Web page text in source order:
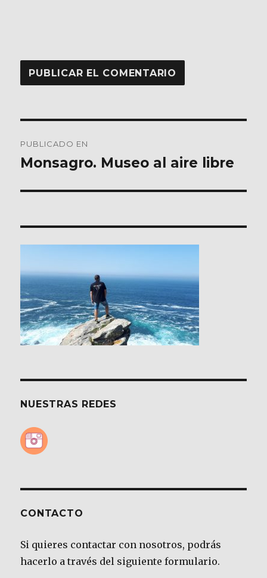
de
PUBLICADO EN
Monsagro. Museo al aire libre
NUESTRAS REDES
CONTACTO
Si quieres contactar con nosotros, podrás
hacerlo a través del siguiente formulario.